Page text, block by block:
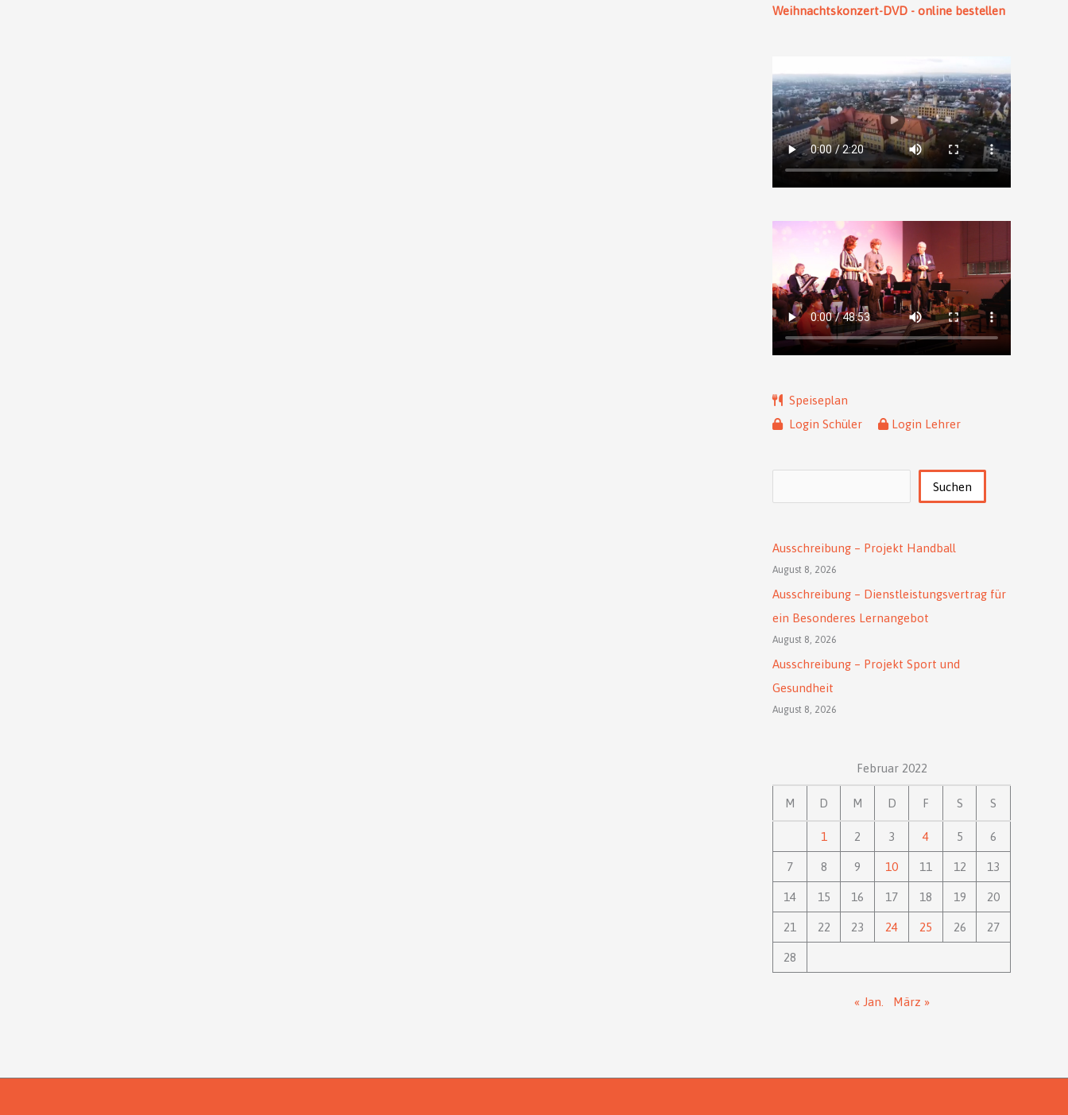
Weihnachtskonzert-DVD - online bestellen
Speiseplan
Login Schüler
Login Lehrer
Suchen
Ausschreibung – Projekt Handball
August 8, 2026
Ausschreibung – Dienstleistungsvertrag für
ein Besonderes Lernangebot
August 8, 2026
Ausschreibung – Projekt Sport und
Gesundheit
August 8, 2026
Februar 2022
M D M D F S S
1 2 3 4 5 6
7 8 9 10 11 12 13
14 15 16 17 18 19 20
21 22 23 24 25 26 27
28
« Jan. März »